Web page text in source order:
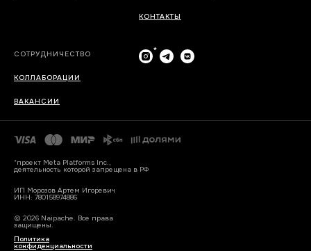
КОНТАКТЫ
СОТРУДНИЧЕСТВО
КОЛЛАБОРАЦИИ
ВАКАНСИИ
*
*проект Meta Platforms Inc.,
деятельность которой запрещена в РФ
ИП Морозов Артем Игоревич
ИНН: 780158974886
© 2026 Naipache. Все права
защищены.
Политика
конфиденциальности